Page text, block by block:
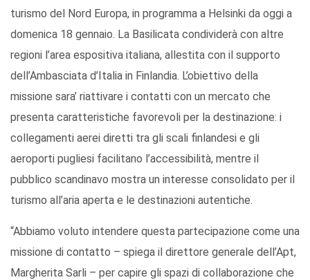
turismo del Nord Europa, in programma a Helsinki da oggi a
domenica 18 gennaio. La Basilicata condividerà con altre
regioni l’area espositiva italiana, allestita con il supporto
dell’Ambasciata d’Italia in Finlandia. L’obiettivo della
missione sara’ riattivare i contatti con un mercato che
presenta caratteristiche favorevoli per la destinazione: i
collegamenti aerei diretti tra gli scali finlandesi e gli
aeroporti pugliesi facilitano l’accessibilità, mentre il
pubblico scandinavo mostra un interesse consolidato per il
turismo all’aria aperta e le destinazioni autentiche.
“Abbiamo voluto intendere questa partecipazione come una
missione di contatto – spiega il direttore generale dell’Apt,
Margherita Sarli – per capire gli spazi di collaborazione che